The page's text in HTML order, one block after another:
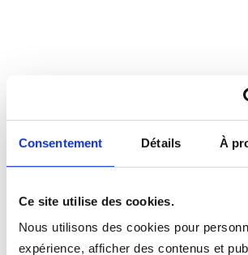
Consentement Détails À
Ce site utilise des cookies.
Nous utilisons des cookies pour
expérience, afficher des contenus et